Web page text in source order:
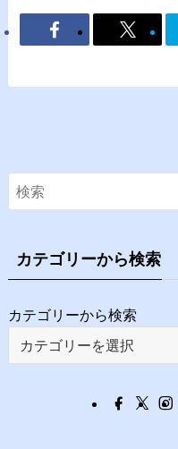
カテゴリーから検索
カテゴリーから検索